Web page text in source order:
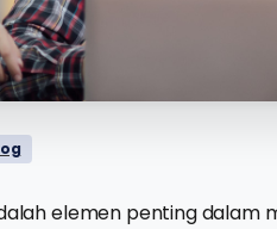
elemen penting dalam